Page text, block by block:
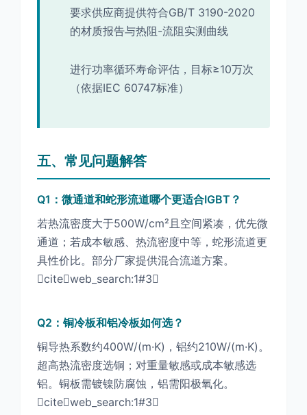
要求供应商提供符合GB/T 3190-2020
的材质报告与热阻-流阻实测曲线
进行功率循环寿命评估，目标≥10万次
（依据IEC 60747标准）
五、常见问题解答
Q1：微通道和蛇形流道哪个更适合IGBT？
若热流密度大于500W/cm²且空间紧凑，优先微
通道；若成本敏感、热流密度中等，蛇形流道更
具性价比。部分厂家提供混合流道方案。
citeweb_search:1#3
Q2：铜冷板和铝冷板如何选？
铜导热系数约400W/(m·K)，铝约210W/(m·K)。
超高热流密度选铜；对重量敏感或成本敏感选
铝。铜板需镀镍防腐蚀，铝需阳极氧化。
citeweb_search:1#3